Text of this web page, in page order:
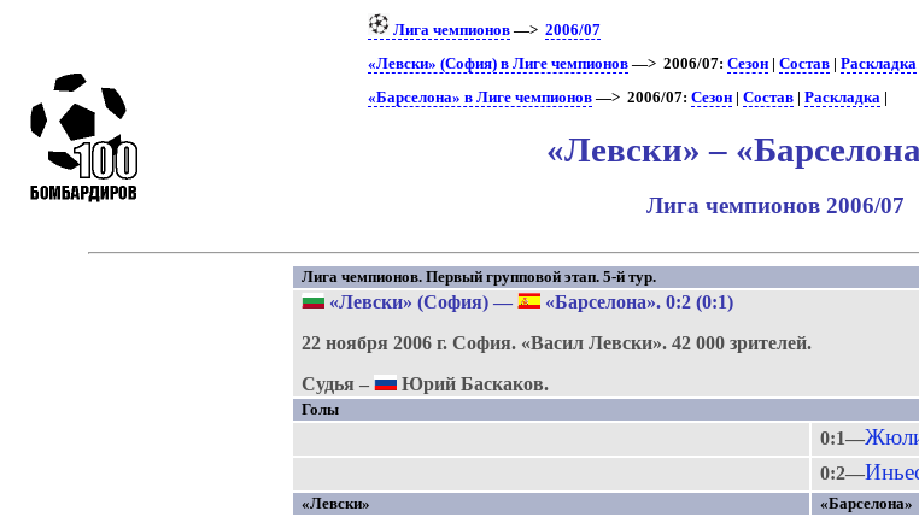
Лига чемпионов —>2006/07
«Левски» (София) в Лиге чемпионов —> 2006/07:Сезон |Состав |Раскладка
«Барселона» в Лиге чемпионов —> 2006/07:Сезон |Состав |Раскладка |
«Левски» –
Лига чемпионов 2006/07
Лига чемпионов. Первый групповой этап. 5-й тур.
«Левски» (София) — «Барселона». 0:2 (0:1)
22 ноября 2006 г.София. «Васил Левски».42 000 зрителей.
Судья –
Юрий Баскаков.
Голы
0:1—
0:2—
«Левски»
«Барселона»